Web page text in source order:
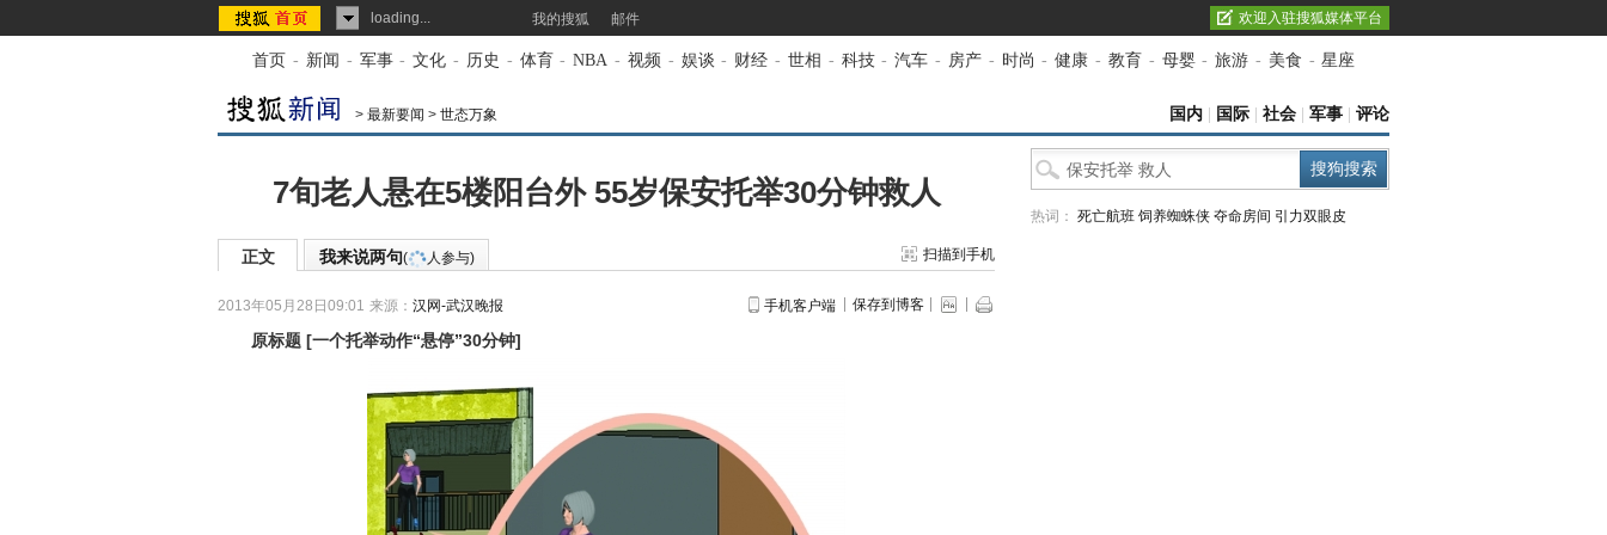
loading... 我的搜狐 邮件 欢迎入驻搜狐媒体平台
首页 - 新闻 - 军事 - 文化 - 历史 - 体育 - NBA - 视频 - 娱谈 - 财经 - 世相 - 科技 - 汽车 - 房产 - 时尚 - 健康 - 教育 - 母婴 - 旅游 - 美食 - 星座
> 最新要闻 > 世态万象 国内 国际 社会 军事 评论
7旬老人悬在5楼阳台外 55岁保安托举30分钟救人
正文 我来说两句( 人参与) 扫描到手机
2013年05月28日09:01 来源： 汉网-武汉晚报 手机客户端 保存到博客
原标题 [一个托举动作“悬停”30分钟]
热词： 死亡航班 饲养蜘蛛侠 夺命房间 引力双眼皮